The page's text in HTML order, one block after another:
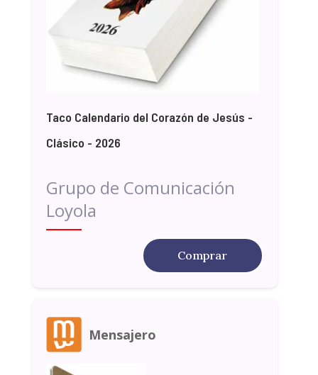
Taco Calendario del Corazón de Jesús -
Clásico - 2026
Grupo de Comunicación
Loyola
Comprar
Mensajero